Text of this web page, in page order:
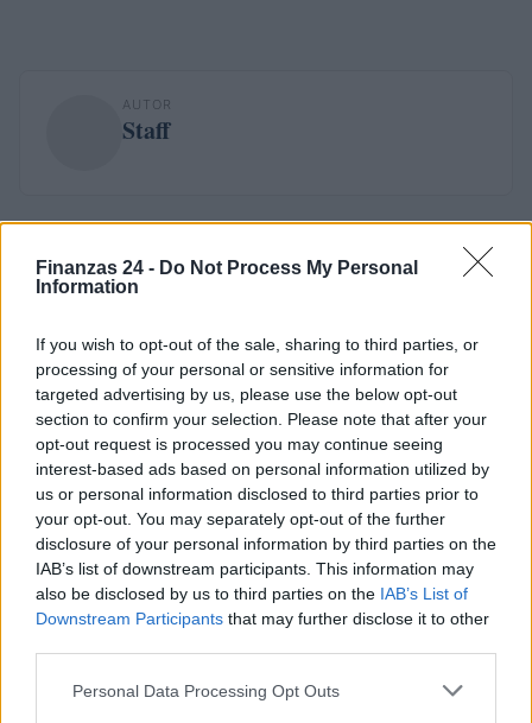
Finanzas 24 - Do Not Process My Personal
Information
If you wish to opt-out of the sale, sharing to third parties, or
processing of your personal or sensitive information for
targeted advertising by us, please use the below opt-out
section to confirm your selection. Please note that after your
opt-out request is processed you may continue seeing
interest-based ads based on personal information utilized by
us or personal information disclosed to third parties prior to
your opt-out. You may separately opt-out of the further
disclosure of your personal information by third parties on the
IAB’s list of downstream participants. This information may
also be disclosed by us to third parties on the IAB’s List of
Downstream Participants that may further disclose it to other
Please note that this website/app uses one or more Google
Personal Data Processing Opt Outs
AUTOR
Staff